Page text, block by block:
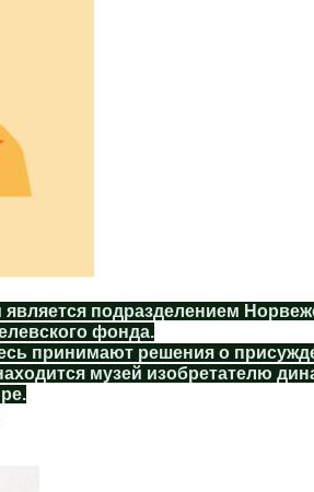
подразделением
фонда.
принимают решения о
музей изобретателю